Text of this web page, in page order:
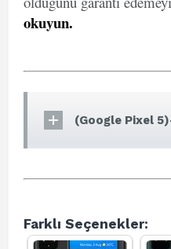
okuyun.
(Google Pixel
Farklı Seçenekler: